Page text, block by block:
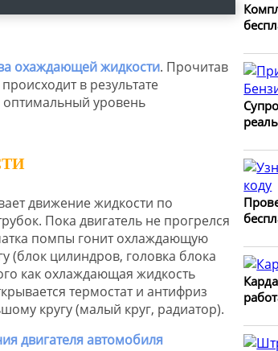
охаждающей жидкости. Прочитав
в результате
оптимальный уровень
движение жидкости по
Пока двигатель не прогрелся
помпы гонит охлаждающую
(блок цилиндров, головка блока
как охлаждающая жидкость
термостат и антифриз
кругу (малый круг, радиатор).